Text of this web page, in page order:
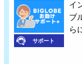
サポート
イ
ブ
ら